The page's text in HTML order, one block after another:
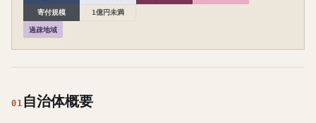
寄付規模 1億円未満
過疎地域
01 自治体概要